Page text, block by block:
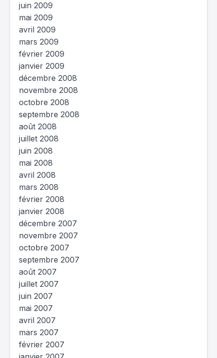
juin 2009
mai 2009
avril 2009
mars 2009
février 2009
janvier 2009
décembre 2008
novembre 2008
octobre 2008
septembre 2008
août 2008
juillet 2008
juin 2008
mai 2008
avril 2008
mars 2008
février 2008
janvier 2008
décembre 2007
novembre 2007
octobre 2007
septembre 2007
août 2007
juillet 2007
juin 2007
mai 2007
avril 2007
mars 2007
février 2007